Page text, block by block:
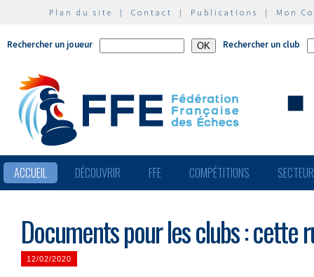
Plan du site | Contact | Publications | Mon
Rechercher un joueur Rechercher un club
ACCUEIL DÉCOUVRIR FFE COMPÉTITIONS
Documents pour les clubs : cette
12/02/2020